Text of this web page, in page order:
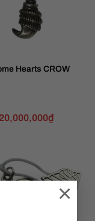
×
Hearts CROW
20,000,000₫